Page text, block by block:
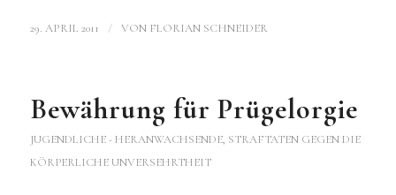
29. APRIL 2011 / VON FLORIAN SCHNEIDER
Bewährung für Prügelorgie
JUGENDLICHE - HERANWACHSENDE, STRAFTATEN GEGEN DIE
KÖRPERLICHE UNVERSEHRTHEIT